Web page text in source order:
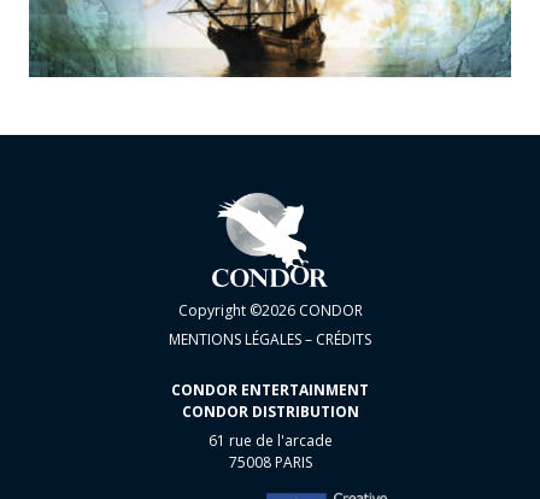
Copyright ©2026 CONDOR
MENTIONS LÉGALES – CRÉDITS
CONDOR ENTERTAINMENT
CONDOR DISTRIBUTION
61 rue de l'arcade
75008 PARIS